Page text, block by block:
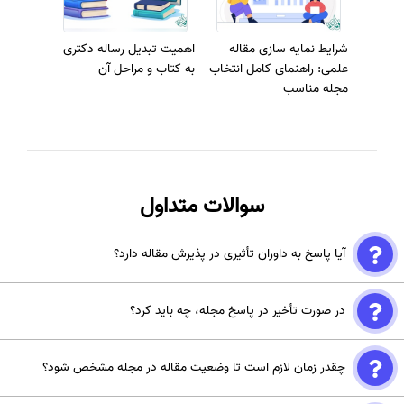
شرایط نمایه سازی مقاله
علمی: راهنمای کامل انتخاب
مجله مناسب
اهمیت تبدیل رساله دکتری
به کتاب و مراحل آن
سوالات متداول
آیا پاسخ به داوران تأثیری در پذیرش مقاله دارد؟
پاسخ دقیق و حرفه‌ای به داوران نقش کلیدی در پذیرش مقاله دارد.
نویسندگان باید تمامی نظرات داوران را به‌دقت بررسی کرده، پاسخ‌های
منطقی و مستدل ارائه دهند و تغییرات انجام‌شده را شفاف‌سازی کنند. این
فرآیند نشان‌دهنده تعهد و توانایی علمی نویسنده است.
در صورت تأخیر در پاسخ مجله، چه باید کرد؟
در صورت طولانی شدن فرآیند داوری یا عدم دریافت پاسخ، نویسنده می‌تواند
از طریق ایمیل رسمی و محترمانه وضعیت مقاله را از سردبیر یا تیم پشتیبانی
مجله پیگیری کند. ارتباط مناسب و حرفه‌ای می‌تواند به تسریع روند بررسی
چقدر زمان لازم است تا وضعیت مقاله در مجله مشخص شود؟